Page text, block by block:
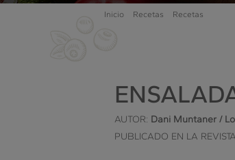
Inicio Recetas Recetas
AUTOR: Dani Muntaner /
PUBLICADO EN LA